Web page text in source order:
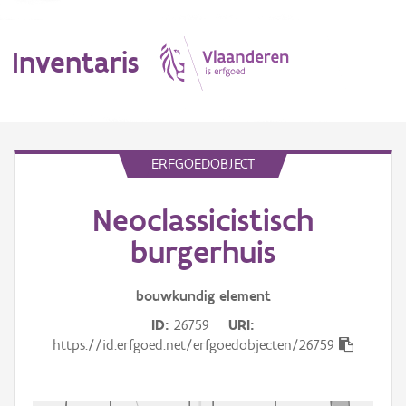
Inventaris
ERFGOEDOBJECT
Neoclassicistisch
burgerhuis
bouwkundig element
ID 26759
URI
https://id.erfgoed.net/erfgoedobjecten/26759